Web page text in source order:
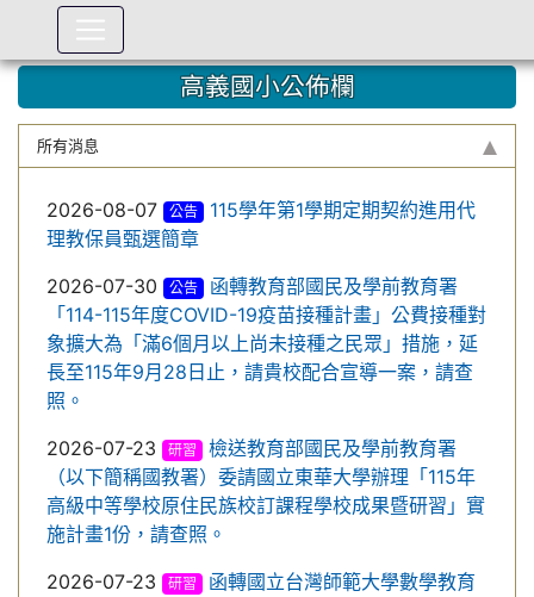
高義國小公佈欄
所有消息
2026-08-07 公告
115學年第1學期定期契約進用代
理教保員甄選簡章
2026-07-30
公告
函轉教育部國民及學前教育署
「114-115年度COVID-19疫苗接種計畫」公費接種對
象擴大為「滿6個月以上尚未接種之民眾」措施，延
長至115年9月28日止，請貴校配合宣導一案，請查
照。
2026-07-23
研習
檢送教育部國民及學前教育署
（以下簡稱國教署）委請國立東華大學辦理「115年
高級中等學校原住民族校訂課程學校成果暨研習」實
施計畫1份，請查照。
2026-07-23
研習
函轉國立台灣師範大學數學教育